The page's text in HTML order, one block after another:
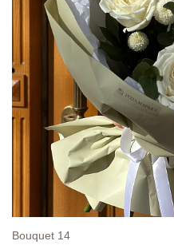
Bouquet 14